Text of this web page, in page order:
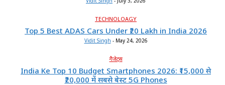
TECHNOLOAGY
Top 5 Best ADAS Cars Under ₹20 Lakh in India 2026
Vidit Singh - May 24, 2026
गैजेट्स
India Ke Top 10 Budget Smartphones 2026: ₹15,000 से
₹20,000 में सबसे बेस्ट 5G Phones